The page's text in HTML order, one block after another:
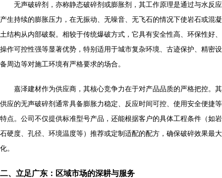
无声破碎剂，亦称静态破碎剂或膨胀剂，其工作原理是通过与水反应
产生持续的膨胀压力，在无振动、无噪音、无飞石的情况下使岩石或混凝
土结构从内部破裂。相较于传统爆破方式，它具有安全性高、环保性好、
操作可控性强等显著优势，特别适用于城市复杂环境、古迹保护、精密设
备周边等对施工环境有严格要求的场合。
嘉泽建材作为供应商，其核心竞争力在于对产品品质的严格把控。其
供应的无声破碎剂通常具备膨胀力稳定、反应时间可控、使用安全便捷等
特点。公司不仅提供标准型号产品，还能根据客户的具体工程条件（如岩
石硬度、孔径、环境温度等）推荐或定制适配的配方，确保破碎效果最大
化。
二、立足广东：区域市场的深耕与服务